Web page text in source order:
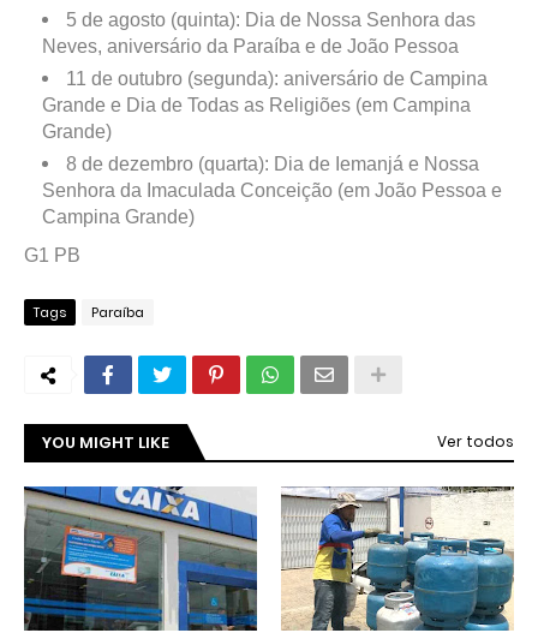
5 de agosto (quinta): Dia de Nossa Senhora das
Neves, aniversário da Paraíba e de João Pessoa
11 de outubro (segunda): aniversário de Campina
Grande e Dia de Todas as Religiões (em Campina
Grande)
8 de dezembro (quarta): Dia de Iemanjá e Nossa
Senhora da Imaculada Conceição (em João Pessoa e
Campina Grande)
G1 PB
Tags Paraíba
YOU MIGHT LIKE Ver todos